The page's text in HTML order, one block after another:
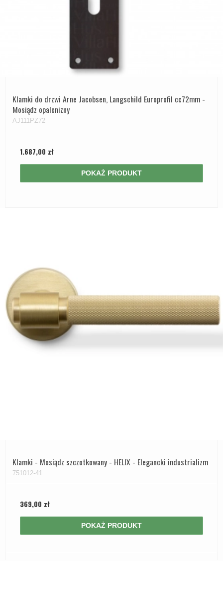
Klamki do drzwi Arne Jacobsen, Langschild Europrofil cc72mm -
Mosiądz opalenizny
AJ111PZ72
1.687,00 zł
POKAŻ PRODUKT
Klamki - Mosiądz szczotkowany - HELIX - Elegancki industrializm
751012-41
369,00 zł
POKAŻ PRODUKT